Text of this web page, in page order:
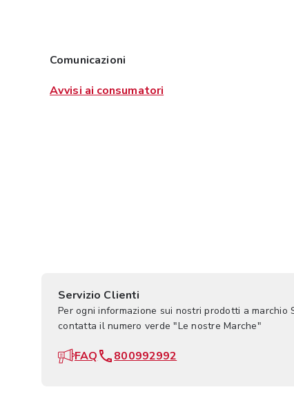
Comunicazioni
Avvisi ai consumatori
Servizio Clienti
Per ogni informazione sui nostri prodotti a marchio
contatta il numero verde "Le nostre Marche"
FAQ 800992992